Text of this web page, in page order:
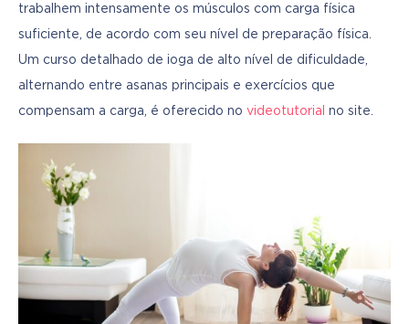
trabalhem intensamente os músculos com carga física
suficiente, de acordo com seu nível de preparação física.
Um curso detalhado de ioga de alto nível de dificuldade,
alternando entre asanas principais e exercícios que
compensam a carga, é oferecido no videotutorial no site.